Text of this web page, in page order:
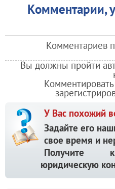
Комментарии,
Комментариев
Вы должны пройти
У Вас похожий
Задайте его
свое время и
Получите
юридическую